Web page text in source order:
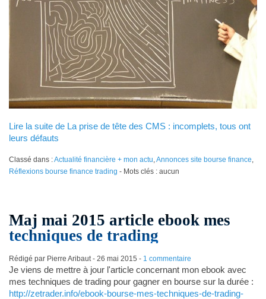
Lire la suite de La prise de tête des CMS : incomplets, tous ont
leurs défauts
Classé dans :Actualité financière + mon actu,Annonces site bourse finance,
Réflexions bourse finance trading - Mots clés : aucun
Maj mai 2015 article ebook mes
techniques de trading
Rédigé par Pierre Aribaut - 26 mai 2015 - 1 commentaire
Je viens de mettre à jour l'article concernant mon ebook avec
mes techniques de trading pour gagner en bourse sur la durée :
http://zetrader.info/ebook-bourse-mes-techniques-de-trading-